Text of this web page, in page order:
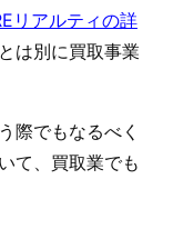
リアルティの詳
は別に買取事業
際でもなるべく
て、買取業でも